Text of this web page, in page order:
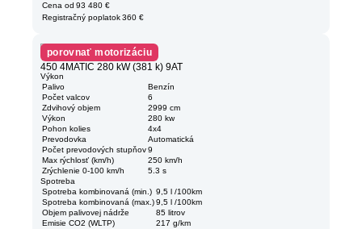
Cena od 93 480 €
Registračný poplatok 360 €
porovnať motorizáciu
450 4MATIC 280 kW (381 k) 9AT
Výkon
Palivo
Benzín
Počet valcov
6
Zdvihový objem
2999 cm
Výkon
280 kw
Pohon kolies
4x4
Prevodovka
Automatická
Počet prevodových stupňov 9
Max rýchlosť (km/h)
250 km/h
Zrýchlenie 0-100 km/h
5.3 s
Spotreba
Spotreba kombinovaná (min.) 9,5 l /100km
Spotreba kombinovaná (max.) 9,5 l /100km
Objem palivovej nádrže
85 litrov
Emisie CO2 (WLTP)
217 g/km